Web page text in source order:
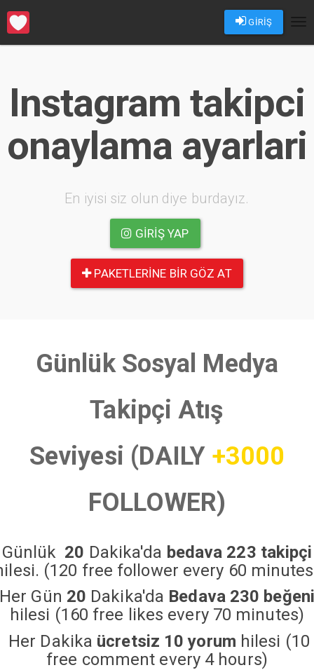
GİRİŞ
Instagram takipci
onaylama ayarlari
En iyisi siz olun diye burdayız.
GIRIŞ YAP
PAKETLERINE BIR GÖZ AT
Günlük Sosyal Medya
Takipçi Atış
Seviyesi (DAILY +3000
FOLLOWER)
Günlük 20 Dakika'da bedava 223 takipçi
(120 free follower every 60
Her Gün 20 Dakika'da Bedava 230 beğeni
hilesi (160 free likes every 70 minutes)
Her Dakika ücretsiz 10 yorum hilesi (10
free comment every 4 hours)